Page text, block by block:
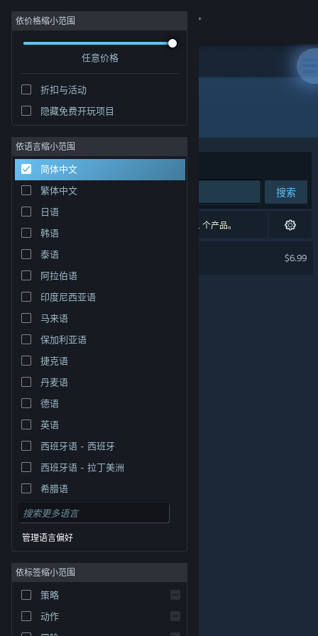
登录
社区
关于
客服
更改语言
获取 Steam 手机应用
查看桌面版网站
© Valve Corporation。保留所有权利。所有商标均为其在
律信息| 无障碍
依价格缩小范围
任意价格
折扣与活动
隐藏免费开玩项目
依语言缩小范围
简体中文
繁体中文
日语
韩语
泰语
阿拉伯语
印度尼西亚语
马来语
保加利亚语
捷克语
丹麦语
德语
英语
西班牙语 - 西班牙
西班牙语 - 拉丁美洲
希腊语
管理语言偏好
依标签缩小范围
策略
动作
开发者: SmoothBrainDev
排序依据 相关性
搜索
1 个匹配的搜索结果。 根据您的偏好，已排除了 1 个产品。
$6.99